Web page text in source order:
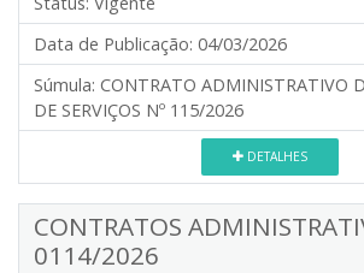
Data de Publicação: 04/03/2026
Súmula: CONTRATO ADMINISTRATIVO
DE SERVIÇOS Nº 115/2026
DETALHES
CONTRATOS
0114/2026